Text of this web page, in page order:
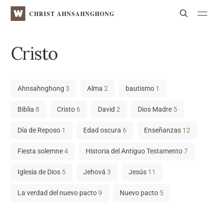
WATVCHRIST AHNSAHNGHONG Search
Cristo
Ahnsahnghong3 Alma2 bautismo 1
Biblia8 Cristo 6 David2 Dios Madre 5
Día de Reposo 1 Edad oscura 6 Enseñanzas 12
Fiesta solemne4 Historia del Antiguo Testamento7
Iglesia de Dios 5 Jehová3 Jesús 11
La verdad del nuevo pacto9 Nuevo pacto 5